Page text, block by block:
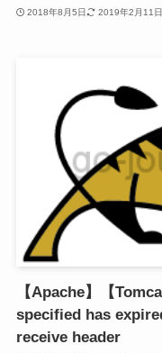
2018年8月5日 2019年2月11日
【Apache】【
specified has
receive header